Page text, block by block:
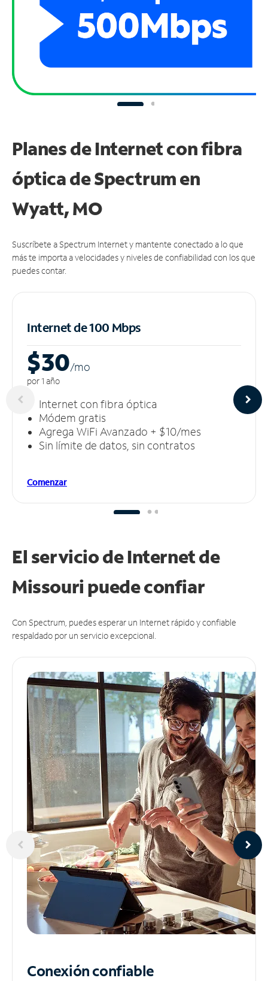
Planes de Internet con fibra
óptica de Spectrum en
Wyatt, MO
Suscríbete a Spectrum Internet y mantente conectado a lo que
más te importa a velocidades y niveles de confiabilidad con los que
puedes contar.
Internet de 100 Mbps
$30/mo
por 1 año
Internet con fibra óptica
Módem gratis
Agrega WiFi Avanzado + $10/mes
Sin límite de datos, sin contratos
Comenzar
El servicio de Internet de
Missouri puedeconfiar
Con Spectrum, puedes esperar un Internet rápido y confiable
respaldado por un servicio excepcional.
Conexión confiable